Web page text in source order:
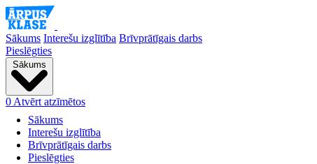
Sākums Interešu izglītība Brīvprātīgais darbs
Pieslēgties
Sākums
Sākums
Interešu izglītība
Brīvprātīgais darbs
Pieslēgties
0 Atvērt atzīmētos